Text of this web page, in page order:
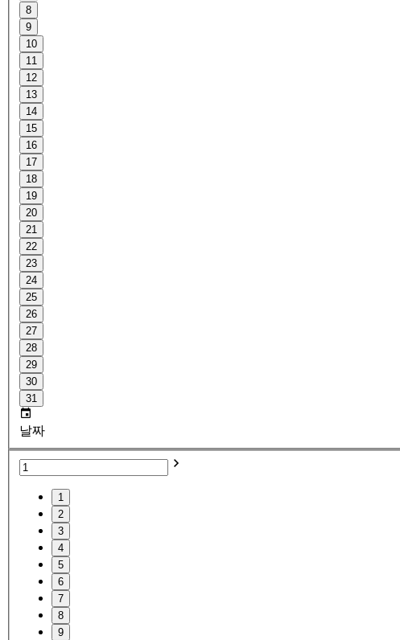
8
9
10
11
12
13
14
15
16
17
18
19
20
21
22
23
24
25
26
27
28
29
30
31
날짜
1
2
3
4
5
6
7
8
9